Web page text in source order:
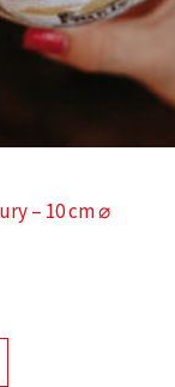
– 10 cm ⌀